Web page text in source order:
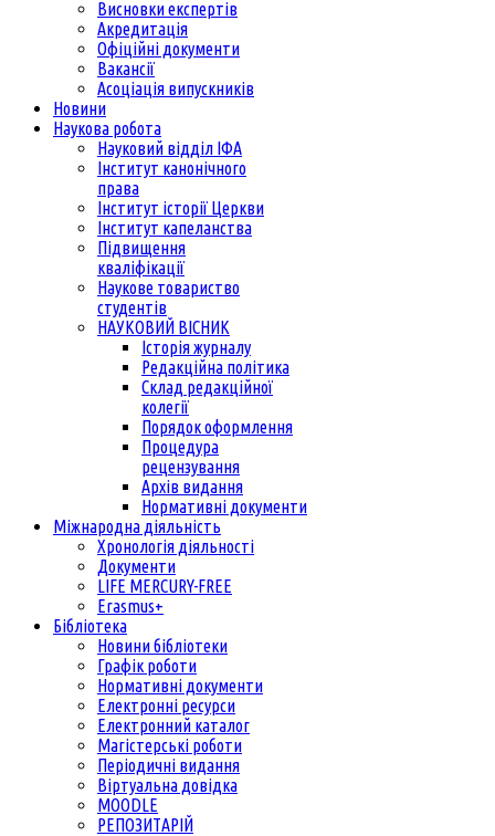
Висновки експертів
Акредитація
Офіційні документи
Вакансії
Асоціація випускників
Новини
Наукова робота
Науковий відділ ІФА
Інститут канонічного
права
Інститут історії Церкви
Інститут капеланства
Підвищення
кваліфікації
Наукове товариство
студентів
НАУКОВИЙ ВІСНИК
Історія журналу
Редакційна політика
Склад редакційної
колегії
Порядок оформлення
Процедура
рецензування
Архів видання
Нормативні документи
Міжнародна діяльність
Хронологія діяльності
Документи
LIFE MERCURY-FREE
Erasmus+
Бібліотека
Новини бібліотеки
Графік роботи
Нормативні документи
Електронні ресурси
Електронний каталог
Магістерські роботи
Періодичні видання
Віртуальна довідка
MOODLE
РЕПОЗИТАРІЙ